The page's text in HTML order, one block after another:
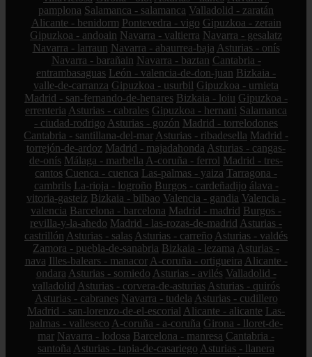
pamplona Salamanca - salamanca Valladolid - zaratán
Alicante - benidorm Pontevedra - vigo Gipuzkoa - zerain
Gipuzkoa - andoain Navarra - valtierra Navarra - gesalatz
Navarra - larraun Navarra - abaurrea-baja Asturias - onís
Navarra - barañain Navarra - baztan Cantabria -
entrambasaguas León - valencia-de-don-juan Bizkaia -
valle-de-carranza Gipuzkoa - usurbil Gipuzkoa - urnieta
Madrid - san-fernando-de-henares Bizkaia - loiu Gipuzkoa -
errenteria Asturias - cabrales Gipuzkoa - hernani Salamanca
- ciudad-rodrigo Asturias - gozón Madrid - torrelodones
Cantabria - santillana-del-mar Asturias - ribadesella Madrid -
torrejón-de-ardoz Madrid - majadahonda Asturias - cangas-
de-onís Málaga - marbella A-coruña - ferrol Madrid - tres-
cantos Cuenca - cuenca Las-palmas - yaiza Tarragona -
cambrils La-rioja - logroño Burgos - cardeñadijo álava -
vitoria-gasteiz Bizkaia - bilbao Valencia - gandia Valencia -
valencia Barcelona - barcelona Madrid - madrid Burgos -
revilla-y-la-ahedo Madrid - las-rozas-de-madrid Asturias -
castrillón Asturias - salas Asturias - carreño Asturias - valdés
Zamora - puebla-de-sanabria Bizkaia - lezama Asturias -
nava Illes-balears - manacor A-coruña - ortigueira Alicante -
ondara Asturias - somiedo Asturias - avilés Valladolid -
valladolid Asturias - corvera-de-asturias Asturias - quirós
Asturias - cabranes Navarra - tudela Asturias - cudillero
Madrid - san-lorenzo-de-el-escorial Alicante - alicante Las-
palmas - valleseco A-coruña - a-coruña Girona - lloret-de-
mar Navarra - lodosa Barcelona - manresa Cantabria -
santoña Asturias - tapia-de-casariego Asturias - llanera